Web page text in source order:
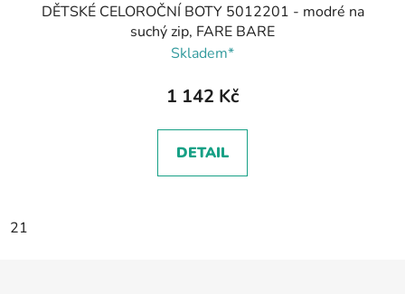
DĚTSKÉ CELOROČNÍ BOTY 5012201 - modré na
suchý zip, FARE BARE
Skladem*
1 142 Kč
DETAIL
21